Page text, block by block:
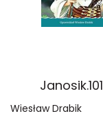
Wiesław Drabik